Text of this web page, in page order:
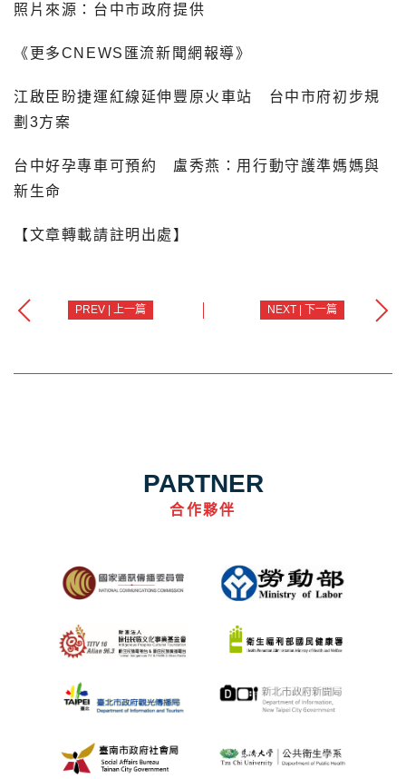
照片來源：台中市政府提供
《更多CNEWS匯流新聞網報導》
江啟臣盼捷運紅線延伸豐原火車站 台中市府初步規
劃3方案
台中好孕專車可預約 盧秀燕：用行動守護準媽媽與
新生命
【文章轉載請註明出處】
PREV | 上一篇 NEXT | 下一篇
PARTNER
合作夥伴